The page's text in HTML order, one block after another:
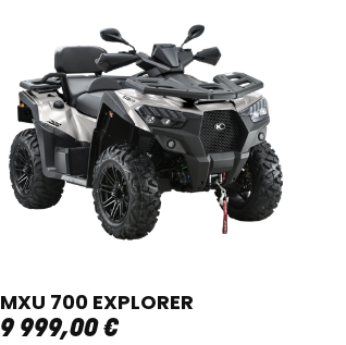
MXU 700 EXPLORER
9 999,00€